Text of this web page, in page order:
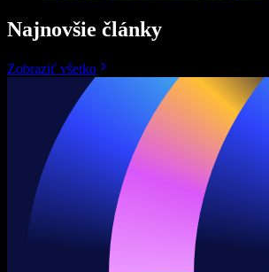
Najnovšie články
Zobraziť všetko